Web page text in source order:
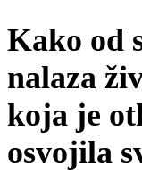
Kako od
nalaza
koja je
osvojila